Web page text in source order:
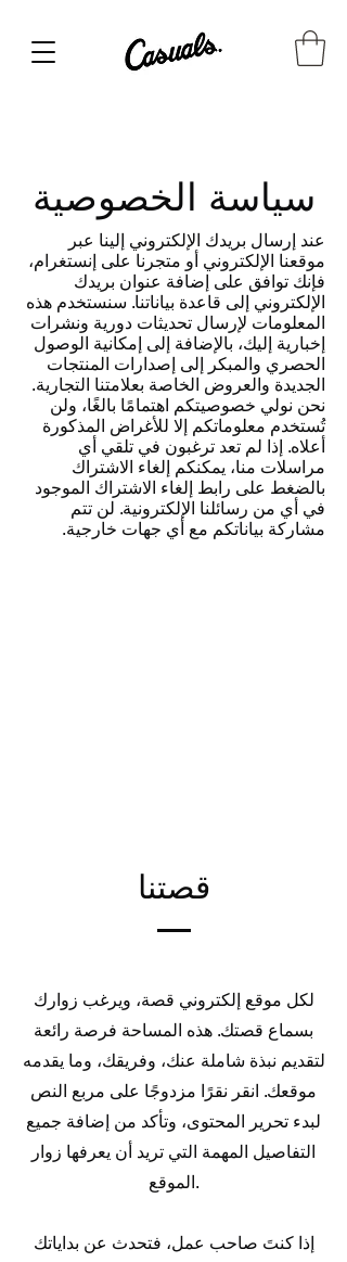
سياسة الخصوصية
عند إرسال بريدك الإلكتروني إلينا عبر
موقعنا الإلكتروني أو متجرنا على إنستغرام،
فإنك توافق على إضافة عنوان بريدك
الإلكتروني إلى قاعدة بياناتنا. سنستخدم هذه
المعلومات لإرسال تحديثات دورية ونشرات
إخبارية إليك، بالإضافة إلى إمكانية الوصول
الحصري والمبكر إلى إصدارات المنتجات
الجديدة والعروض الخاصة بعلامتنا التجارية.
نحن نولي خصوصيتكم اهتمامًا بالغًا، ولن
تُستخدم معلوماتكم إلا للأغراض المذكورة
أعلاه. إذا لم تعد ترغبون في تلقي أي
مراسلات منا، يمكنكم إلغاء الاشتراك
بالضغط على رابط إلغاء الاشتراك الموجود
في أي من رسائلنا الإلكترونية. لن تتم
مشاركة بياناتكم مع أي جهات خارجية.
قصتنا
لكل موقع إلكتروني قصة، ويرغب زوارك
بسماع قصتك. هذه المساحة فرصة رائعة
لتقديم نبذة شاملة عنك، وفريقك، وما يقدمه
موقعك. انقر نقرًا مزدوجًا على مربع النص
لبدء تحرير المحتوى، وتأكد من إضافة جميع
التفاصيل المهمة التي تريد أن يعرفها زوار
الموقع.
إذا كنتَ صاحب عمل، فتحدث عن بداياتك